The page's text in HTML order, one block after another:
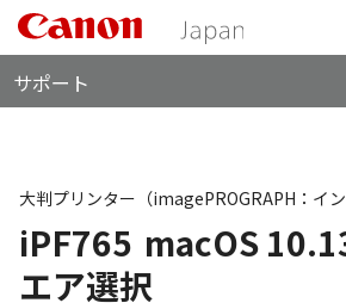
サポート
iPF765 macOS
エア選択
大判プリンター（imagePROGRAPH：イン